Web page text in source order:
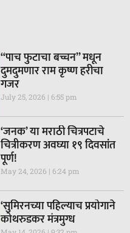
“पाच फुटाचा बच्चन” मधून
दुमदुमणार राम कृष्ण हरीचा
गजर
July 25, 2026 6:55 pm
‘जनक’ या मराठी चित्रपटाचे
चित्रीकरण अवघ्या १९ दिवसांत
पूर्ण!
May 24, 2026 6:24 pm
‘सुमिरनच्या पहिल्याच प्रयोगाने
कोथरुडकर मंत्रमुग्ध